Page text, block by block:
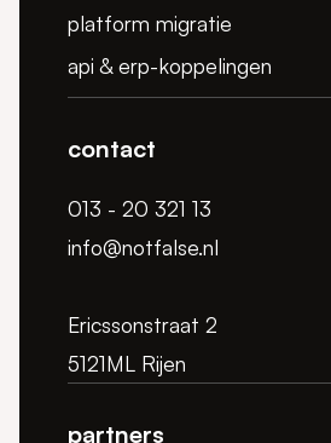
platform migratie
api & erp-koppelingen
contact
013 - 20 321 13
info@notfalse.nl
Ericssonstraat 2
5121ML Rijen
partners